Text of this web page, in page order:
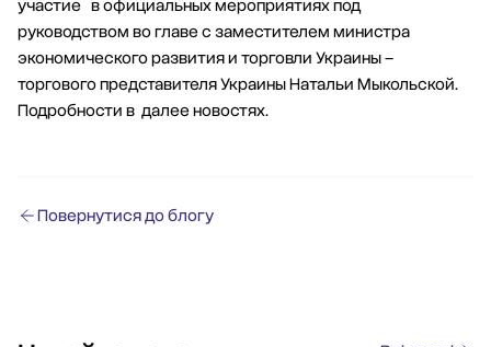
участие в официальных мероприятиях под
руководством во главе с заместителем министра
экономического развития и торговли Украины –
торгового представителя Украины Натальи Мыкольской.
Подробности в далее новостях.
Повернутися до блогу